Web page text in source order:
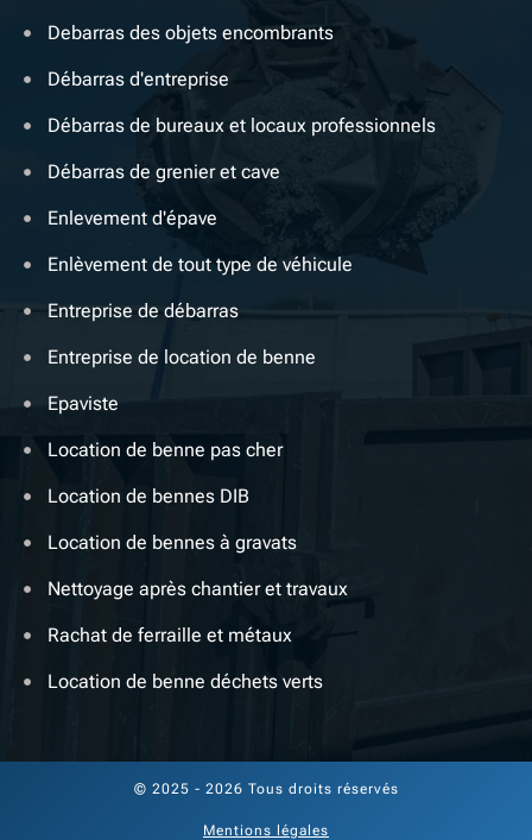
Debarras des objets encombrants
Débarras d'entreprise
Débarras de bureaux et locaux professionnels
Débarras de grenier et cave
Enlevement d'épave
Enlèvement de tout type de véhicule
Entreprise de débarras
Entreprise de location de benne
Epaviste
Location de benne pas cher
Location de bennes DIB
Location de bennes à gravats
Nettoyage après chantier et travaux
Rachat de ferraille et métaux
Location de benne déchets verts
© 2025 - 2026 Tous droits réservés
Mentions légales